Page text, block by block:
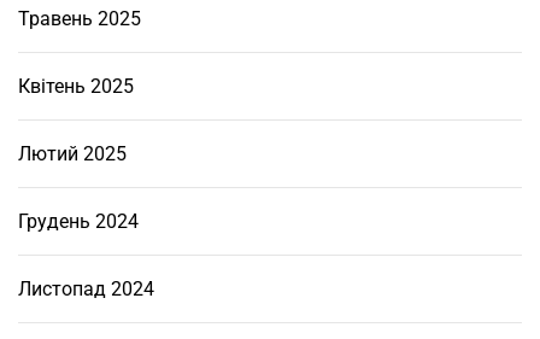
Травень 2025
Квітень 2025
Лютий 2025
Грудень 2024
Листопад 2024